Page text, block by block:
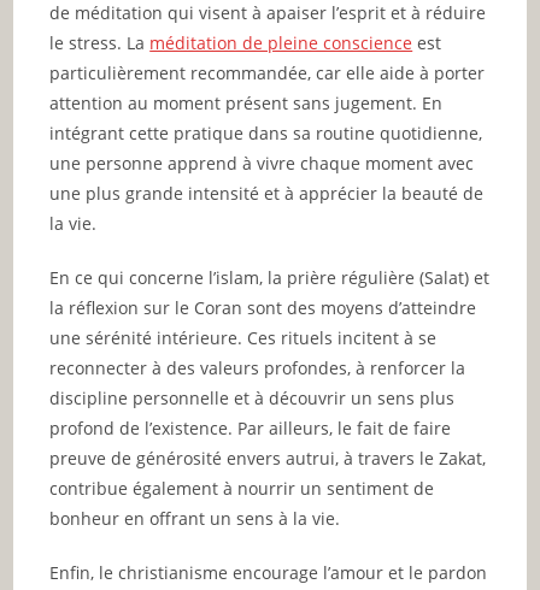
de méditation qui visent à apaiser l’esprit et à réduire
le stress. La méditation de pleine conscience est
particulièrement recommandée, car elle aide à porter
attention au moment présent sans jugement. En
intégrant cette pratique dans sa routine quotidienne,
une personne apprend à vivre chaque moment avec
une plus grande intensité et à apprécier la beauté de
la vie.
En ce qui concerne l’islam, la prière régulière (Salat) et
la réflexion sur le Coran sont des moyens d’atteindre
une sérénité intérieure. Ces rituels incitent à se
reconnecter à des valeurs profondes, à renforcer la
discipline personnelle et à découvrir un sens plus
profond de l’existence. Par ailleurs, le fait de faire
preuve de générosité envers autrui, à travers le Zakat,
contribue également à nourrir un sentiment de
bonheur en offrant un sens à la vie.
Enfin, le christianisme encourage l’amour et le pardon